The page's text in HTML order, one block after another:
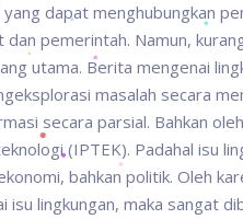
dapat menghubungkan
pemerintah. Namun,
utama. Berita mengenai
masalah secara
secara parsial. Bahkan
(IPTEK). Padahal isu
bahkan politik. Oleh
isu lingkungan, maka sangat